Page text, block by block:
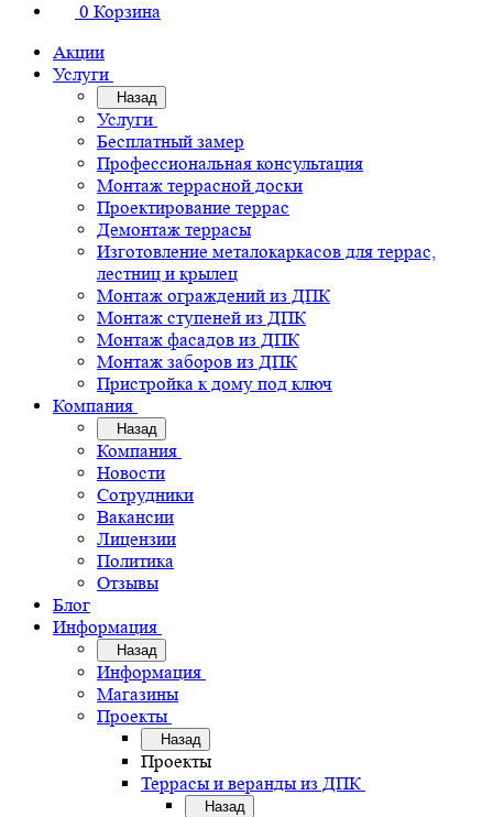
0 Корзина
Акции
Услуги
Назад
Услуги
Бесплатный замер
Профессиональная консультация
Монтаж террасной доски
Проектирование террас
Демонтаж террасы
Изготовление металокаркасов для террас,
лестниц и крылец
Монтаж ограждений из ДПК
Монтаж ступеней из ДПК
Монтаж фасадов из ДПК
Монтаж заборов из ДПК
Пристройка к дому под ключ
Компания
Назад
Компания
Новости
Сотрудники
Вакансии
Лицензии
Политика
Отзывы
Блог
Информация
Назад
Информация
Магазины
Проекты
Назад
Проекты
Террасы и веранды из ДПК
Назад